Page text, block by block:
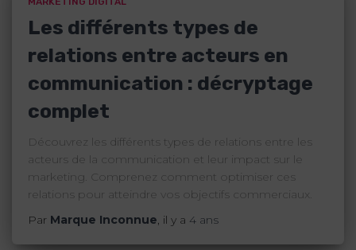
Les différents types de
relations entre acteurs en
communication : décryptage
complet
Découvrez les différents types de relations entre les
acteurs de la communication et leur impact sur le
marketing. Comprenez comment optimiser ces
relations pour atteindre vos objectifs commerciaux.
Par Marque Inconnue, il y a 4 ans